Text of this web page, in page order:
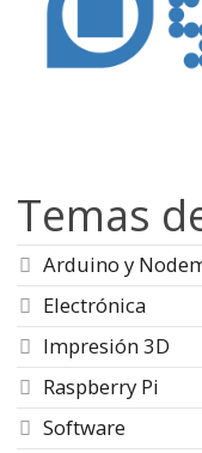
Temas
Arduino y
Electrónica
Impresión 3D
Raspberry Pi
Software